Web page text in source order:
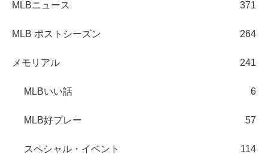
MLBニュース 371
MLB ポストシーズン 264
メモリアル 241
MLBいい話 6
MLB好プレー 57
スペシャル・イベント 114